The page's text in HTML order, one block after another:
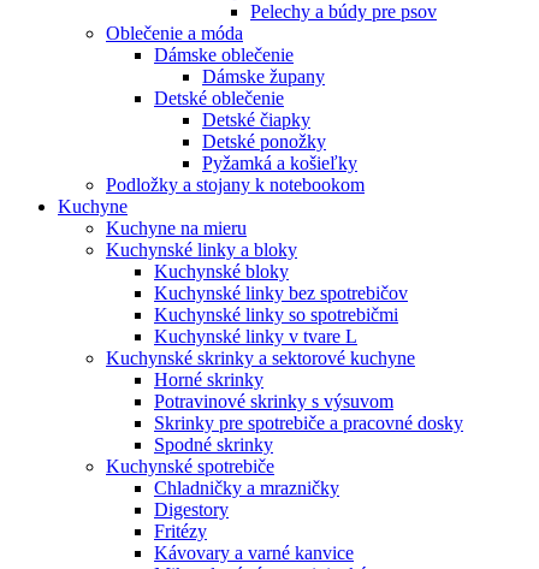
Pelechy a búdy pre psov
Oblečenie a móda
Dámske oblečenie
Dámske župany
Detské oblečenie
Detské čiapky
Detské ponožky
Pyžamká a košieľky
Podložky a stojany k notebookom
Kuchyne
Kuchyne na mieru
Kuchynské linky a bloky
Kuchynské bloky
Kuchynské linky bez spotrebičov
Kuchynské linky so spotrebičmi
Kuchynské linky v tvare L
Kuchynské skrinky a sektorové kuchyne
Horné skrinky
Potravinové skrinky s výsuvom
Skrinky pre spotrebiče a pracovné dosky
Spodné skrinky
Kuchynské spotrebiče
Chladničky a mrazničky
Digestory
Fritézy
Kávovary a varné kanvice